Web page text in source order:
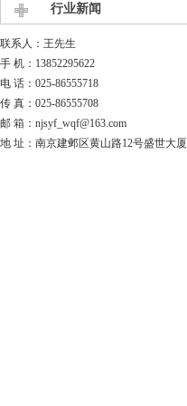
行业新闻
联系人：王先生
手 机：13852295622
电 话：025-86555718
传 真：025-86555708
邮 箱：njsyf_wqf@163.com
地 址：南京建邺区黄山路12号盛世大厦